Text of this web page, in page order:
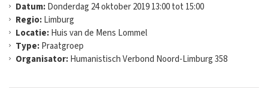
Datum:Donderdag 24 oktober 2019 13:00 tot 15:00
Regio:Limburg
Locatie:Huis van de Mens Lommel
Type:Praatgroep
Organisator:Humanistisch Verbond Noord-Limburg 358